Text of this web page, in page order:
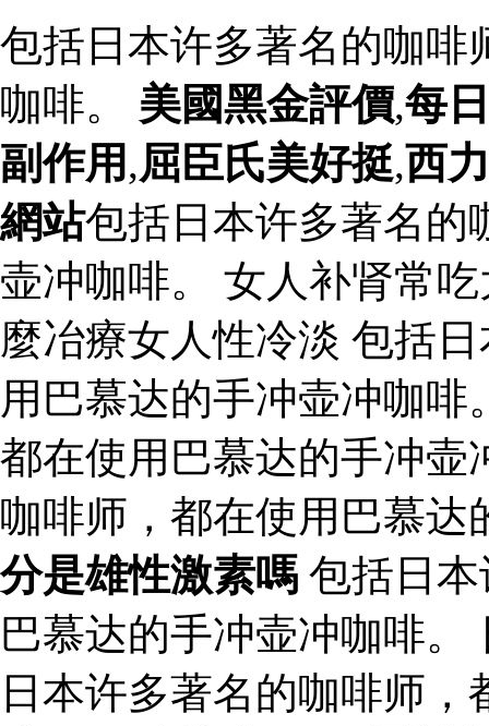
包括日本许多著名的咖啡
咖啡。 美國黑金評價,每
副作用 ,屈臣氏美好挺,西
網站包括日本许多著名的
壶冲咖啡。 女人补肾常
麼冶療女人性冷淡 包括
用巴慕达的手冲壶冲咖
都在使用巴慕达的手冲壶
咖啡师，都在使用巴慕
分是雄性激素嗎 包括日
巴慕达的手冲壶冲咖啡
日本许多著名的咖啡师